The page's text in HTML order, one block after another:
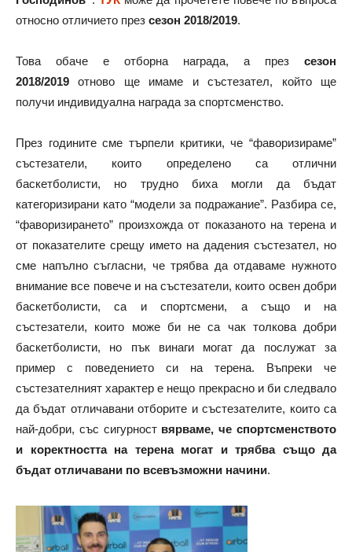
относно отличието през сезон 2018/2019.
Това обаче е отборна награда, а през сезон
2018/2019 отново ще имаме и състезател, който ще
получи индивидуална награда за спортсменство.
През годините сме търпели критики, че “фаворизираме”
състезатели, които определено са отлични
баскетболисти, но трудно биха могли да бъдат
категоризирани като “модели за подражание”. Разбира се,
“фаворизирането” произхожда от показаното на терена и
от показателите срещу името на дадения състезател, но
сме напълно съгласни, че трябва да отдаваме нужното
внимание все повече и на състезатели, които освен добри
баскетболисти, са и спортсмени, а също и на
състезатели, които може би не са чак толкова добри
баскетболисти, но пък винаги могат да послужат за
пример с поведението си на терена. Въпреки че
състезателният характер е нещо прекрасно и би следвало
да бъдат отличавани отборите и състезателите, които са
най-добри, със сигурност вярваме, че спортсменството
и коректността на терена могат и трябва също да
бъдат отличавани по всевъзможни начини.